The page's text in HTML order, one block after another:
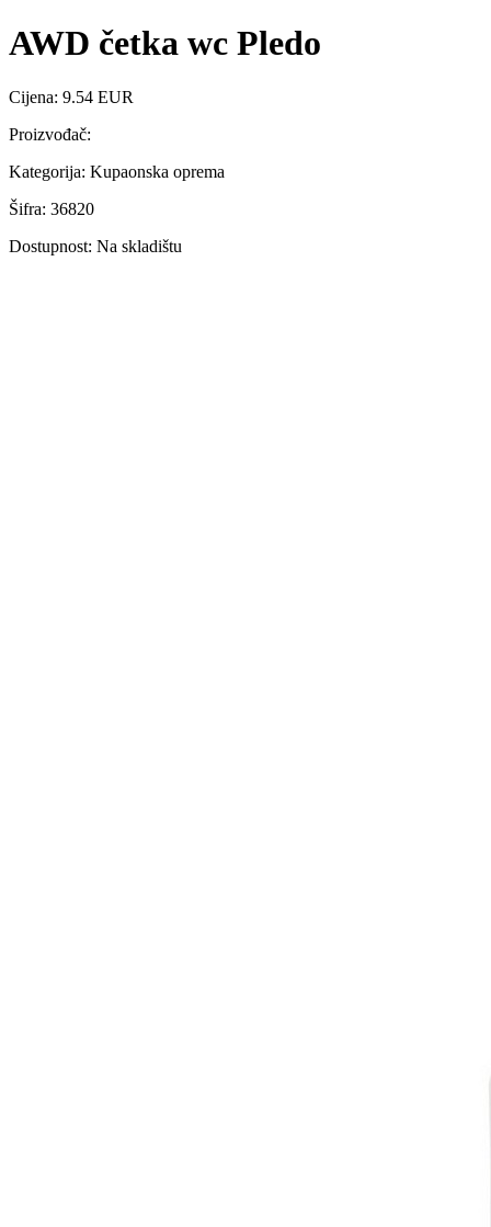
AWD četka wc Pledo
Cijena: 9.54 EUR
Proizvođač:
Kategorija: Kupaonska oprema
Šifra: 36820
Dostupnost: Na skladištu